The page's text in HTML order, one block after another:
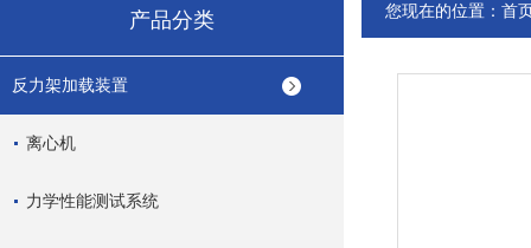
产品分类
反力架加载装置
离心机
力学性能测试系统
您现在的位置： 首